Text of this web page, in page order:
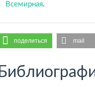
Всемирная.
поделиться mail